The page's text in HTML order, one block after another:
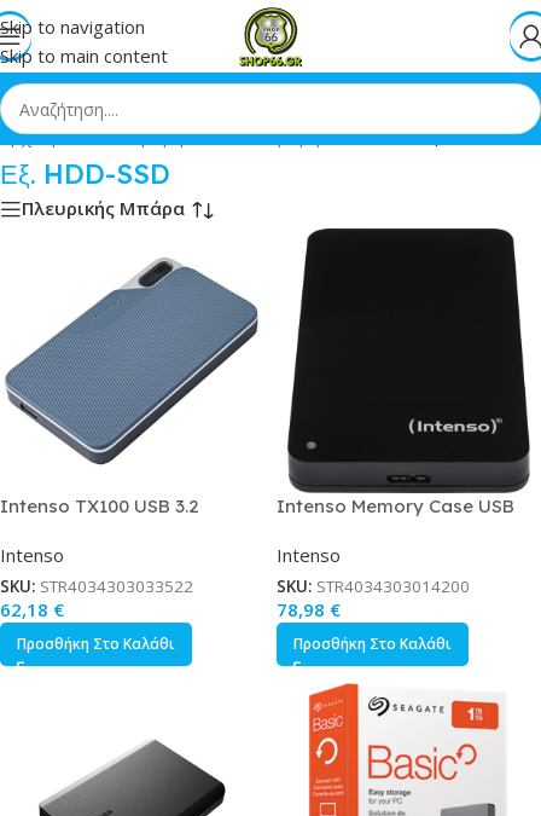
Skip to navigation
Skip to main content
Αρχική»Pc & Περιφερειακά»Περιφερειακά PC»Εξ. HDD-SSD
Εξ. HDD-SSD
Πλευρικής Μπάρα
Intenso TX100 USB 3.2
Μπλε
Intenso
SKU: STR4034303033522
62,18 €
Προσθήκη Στο Καλάθι
Intenso Memory Case USB
Μαύρο
Intenso
SKU: STR4034303014200
78,98 €
Προσθήκη Στο Καλάθι